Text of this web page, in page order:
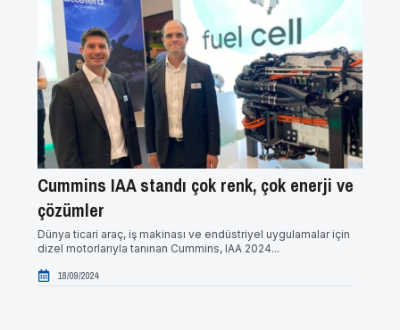
Cummins IAA standı çok renk, çok enerji ve
çözümler
Dünya ticari araç, iş makinası ve endüstriyel uygulamalar için
dizel motorlarıyla tanınan Cummins, IAA 2024...
18/09/2024